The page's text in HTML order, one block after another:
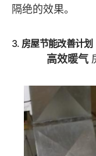
隔绝的效果。
3. 房屋节能改善计划
高效暖气